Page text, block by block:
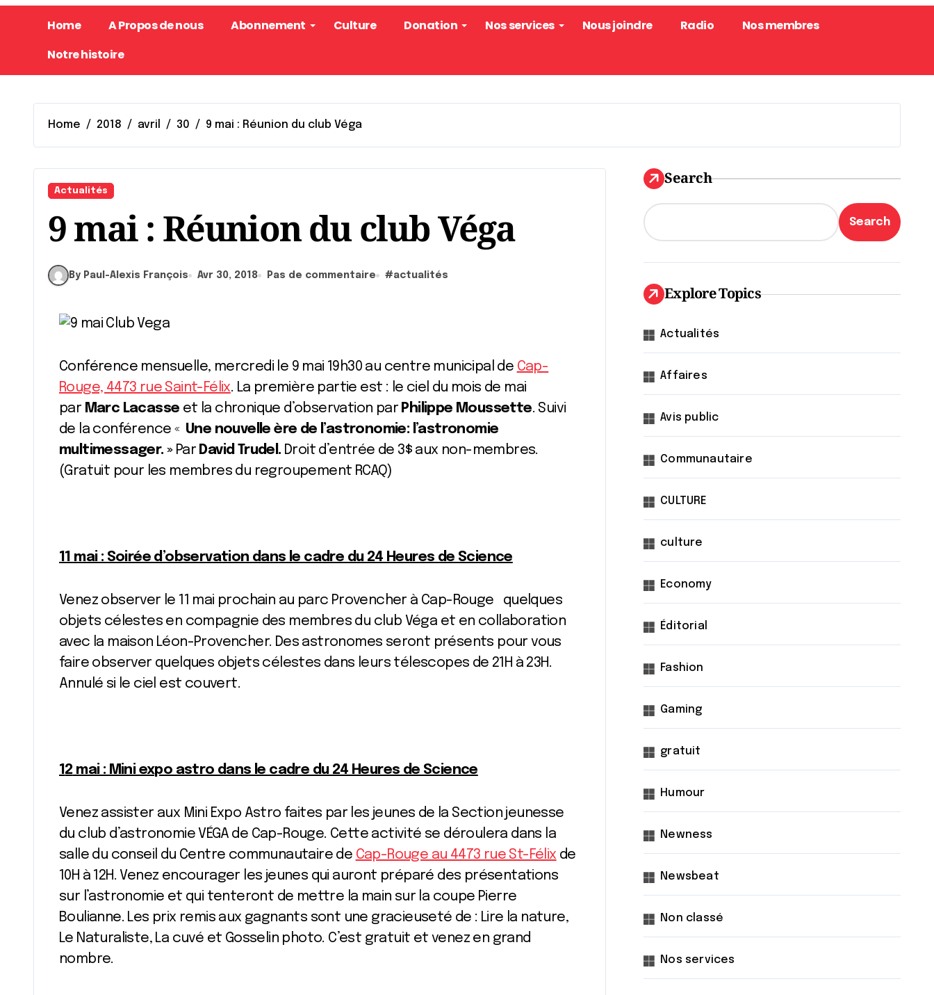
Home A Propos de nous Abonnement Culture Donation Nos services Nous joindre Radio
Nos membres
Notre histoire
Home 2018 avril 30 9 mai : Réunion du club Véga
Actualités
9 mai : Réunion du club Véga
By Paul-Alexis François Avr 30, 2018 Pas de commentaire #actualités
Conférence mensuelle, mercredi le 9 mai 19h30 au centre municipal de Cap-
Rouge, 4473 rue Saint-Félix. La première partie est : le ciel du mois de mai
par Marc Lacasse et la chronique d’observation par Philippe Moussette. Suivi
de la conférence « Une nouvelle ère de l’astronomie: l’astronomie
multimessager. »Par David Trudel. Droit d’entrée de 3$ aux non-membres.
(Gratuit pour les membres du regroupement RCAQ)
11 mai : Soirée d’observation dans le cadre du 24 Heures de Science
Venez observer le 11 mai prochain au parc Provencher à Cap-Rouge quelques
objets célestes en compagnie des membres du club Véga et en collaboration
avec la maison Léon-Provencher. Des astronomes seront présents pour vous
faire observer quelques objets célestes dans leurs télescopes de 21H à 23H.
Annulé si le ciel est couvert.
1 2mai : Mini expo astro dans le cadre du 24 Heures de Science
Venez assister aux Mini Expo Astro faites par les jeunes de la Section jeunesse
du club d’astronomie VÉGA de Cap-Rouge. Cette activité se déroulera dans la
salle du conseil du Centre communautaire de Cap-Rouge au 4473 rue St-Félix de
10H à 12H. Venez encourager les jeunes qui auront préparé des présentations
sur l’astronomie et qui tenteront de mettre la main sur la coupe Pierre
Boulianne. Les prix remis aux gagnants sont une gracieuseté de : Lire la nature,
Le Naturaliste, La cuvé et Gosselin photo. C’est gratuit et venez en grand
nombre.
Search
Search
Explore Topics
Actualités
Affaires
Avis public
Communautaire
CULTURE
culture
Economy
Éditorial
Fashion
Gaming
gratuit
Humour
Newness
Newsbeat
Non classé
Nos services